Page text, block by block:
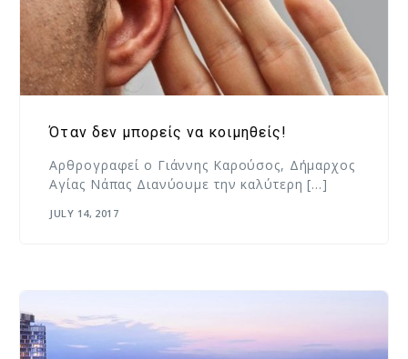
Όταν δεν μπορείς να κοιμηθείς!
Αρθρογραφεί ο Γιάννης Καρούσος, Δήμαρχος
Αγίας Νάπας Διανύουμε την καλύτερη […]
JULY 14, 2017